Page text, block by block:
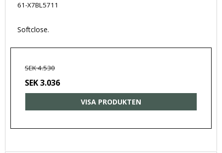
61-X7BL5711
Softclose.
SEK 4.530
SEK 3.036
VISA PRODUKTEN